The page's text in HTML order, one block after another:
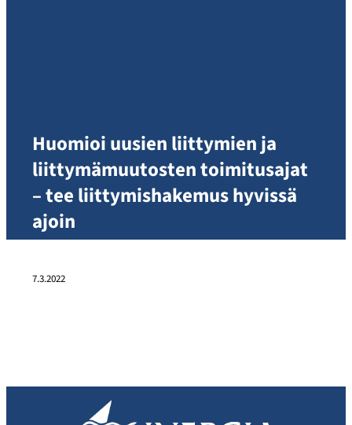
Huomioi uusien liittymien ja
liittymämuutosten toimitusajat
– tee liittymishakemus hyvissä
ajoin
7.3.2022